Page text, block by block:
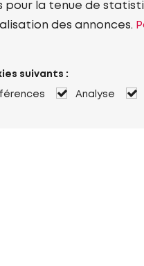
pour la tenue de
des annonces.
suivants :
Analyse